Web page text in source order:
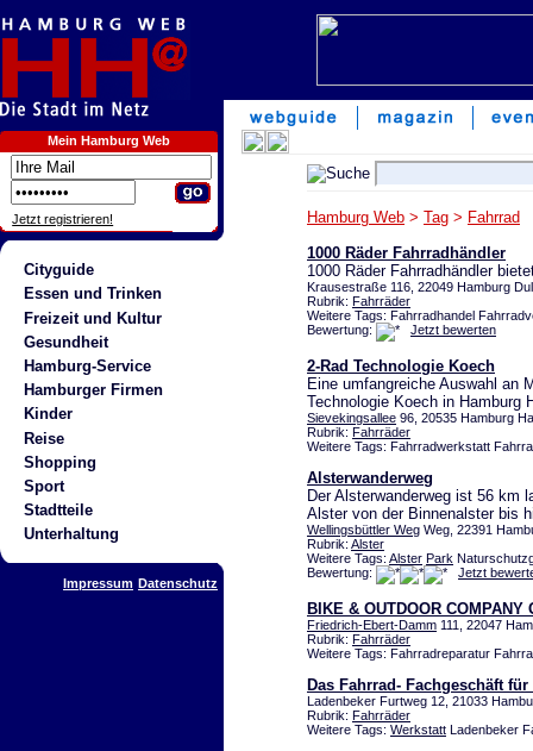
Mein Hamburg Web
Jetzt registrieren!
Cityguide
Essen und Trinken
Freizeit und Kultur
Gesundheit
Hamburg-Service
Hamburger Firmen
Kinder
Reise
Shopping
Sport
Stadtteile
Unterhaltung
Impressum Datenschutz
Hamburg Web > Tag > Fahrrad
1000 Räder Fahrradhändler
1000 Räder Fahrradhändler
Krausestraße 116, 22049 Hamburg
Rubrik: Fahrräder
Weitere Tags: Fahrradhandel
Bewertung:
Jetzt bewerten
2-Rad Technologie Koech
Eine umfangreiche Auswahl an
Technologie Koech in Hamburg
Sievekingsallee 96, 20535 Hamburg
Rubrik: Fahrräder
Weitere Tags: Fahrradwerkstatt
Alsterwanderweg
Der Alsterwanderweg ist 56 km
Alster von der Binnenalster bis
Wellingsbüttler Weg Weg, 22391
Rubrik: Alster
Weitere Tags: Alster Park
Bewertung:
Jetzt
BIKE & OUTDOOR
Friedrich-Ebert-Damm 111, 22047
Rubrik: Fahrräder
Weitere Tags: Fahrradreparatur
Das Fahrrad- Fachgeschäft
Ladenbeker Furtweg 12, 21033
Rubrik: Fahrräder
Weitere Tags: Werkstatt Ladenbeker